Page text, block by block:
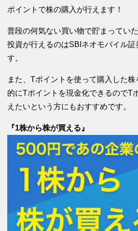
ポイントで株の購入が行えます！
普段の何気ない買い物で貯まってい
投資が行えるのはSBIネオモバイル
す。
また、Tポイントを使って購入した
的にTポイントを現金化できるのでT
えたいという方にもおすすめです。
『1株から株が買える』